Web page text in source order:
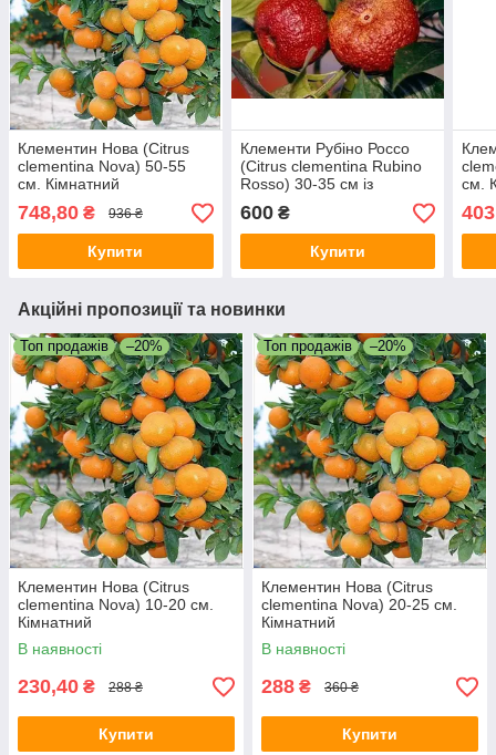
Клементин Нова (Citrus
clementina Nova) 50-55
см. Кімнатний
748,80 ₴ 936 ₴
Купити
Клементи Рубіно Россо
(Citrus clementina Rubino
Rosso) 30-35 см із
червоною м'якоттю.
Кімнатний
600₴
Купити
см.
Акційні пропозиції та новинки
Топ продажів –20%
Клементин Нова (Citrus
clementina Nova) 10-20 см.
Кімнатний
В наявності
230,40 ₴ 288 ₴
Купити
Топ продажів –20%
Клементин Нова (Citrus
clementina Nova) 20-25 см.
Кімнатний
В наявності
288 ₴ 360 ₴
Купити